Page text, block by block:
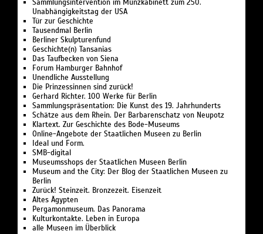
Sammlungsintervention im Münzkabinett zum 250.
Unabhängigkeitstag der USA
Tür zur Geschichte
Tausendmal Berlin
Berliner Skulpturenfund
Geschichte(n) Tansanias
Das Taufbecken von Siena
Forum Hamburger Bahnhof
Unendliche Ausstellung
Die Prinzessinnen sind zurück!
Gerhard Richter. 100 Werke für Berlin
Sammlungspräsentation: Die Kunst des 19. Jahrhunderts
Schätze aus dem Rhein. Der Barbarenschatz von Neupotz
Klartext. Zur Geschichte des Bode-Museums
Online-Angebote der Staatlichen Museen zu Berlin
Ideal und Form.
SMB-digital
Museumsshops der Staatlichen Museen Berlin
Museum and the City: Der Blog der Staatlichen Museen zu
Berlin
Zurück! Steinzeit. Bronzezeit. Eisenzeit
Altes Ägypten
Pergamonmuseum. Das Panorama
Kulturkontakte. Leben in Europa
alle Museen im Überblick